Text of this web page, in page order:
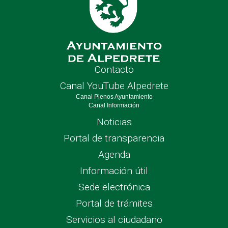
Contacto
Canal YouTube Alpedrete
Canal Plenos Ayuntamiento
Canal Información
Noticias
Portal de transparencia
Agenda
Información útil
Sede electrónica
Portal de trámites
Servicios al ciudadano